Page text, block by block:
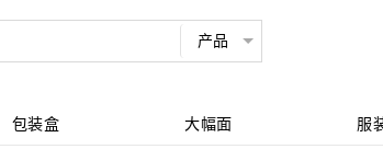
包装盒 大幅面 服